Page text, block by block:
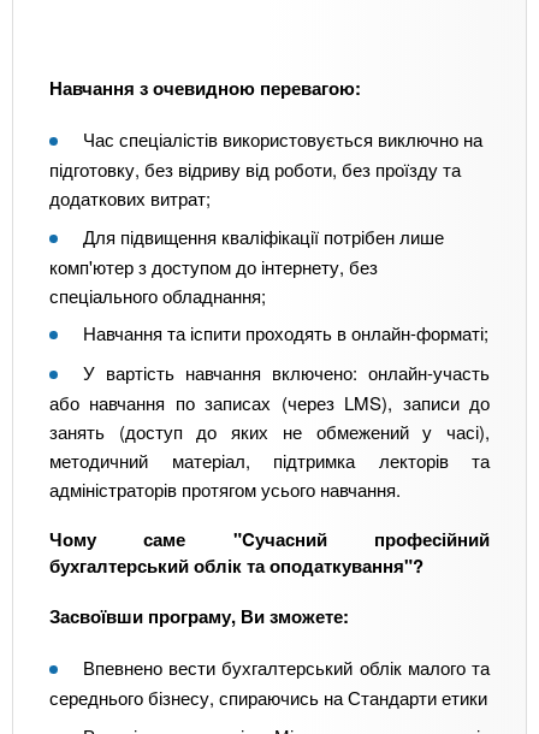
Навчання з очевидною перевагою:
Час спеціалістів використовується виключно на
підготовку, без відриву від роботи, без проїзду та
додаткових витрат;
Для підвищення кваліфікації потрібен лише
комп'ютер з доступом до інтернету, без
спеціального обладнання;
Навчання та іспити проходять в онлайн-форматі;
У вартість навчання включено: онлайн-участь
або навчання по записах (через LMS), записи до
занять (доступ до яких не обмежений у часі),
методичний матеріал, підтримка лекторів та
адміністраторів протягом усього навчання.
Чому саме "Cучасний професійний
бухгалтерський облік та оподаткування"?
Засвоївши програму, Ви зможете:
Впевнено вести бухгалтерський облік малого та
середнього бізнесу, спираючись на Стандарти етики